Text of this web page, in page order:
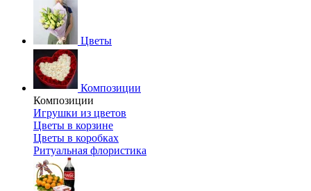
Цветы
Композиции
Композиции
Игрушки из цветов
Цветы в корзине
Цветы в коробках
Ритуальная флористика